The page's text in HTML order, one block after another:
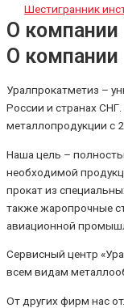
Шестигранник
О компании
О компании
Уралпрокатметиз –
России и странах
металлопродукции с
Наша цель –
необходимой
прокат из
также жаропрочные
авиационной
Сервисный центр
всем видам
От других фирм нас